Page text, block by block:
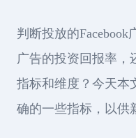
判断投放的
广告的投资回报率，
指标和维度？今天本
确的一些指标，以供